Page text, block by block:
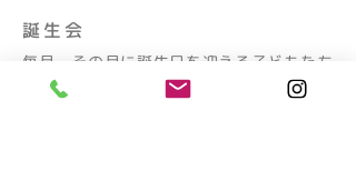
誕生会
毎月、その月に誕生日を迎える子どもたち
を全園児で祝う会を開いています。